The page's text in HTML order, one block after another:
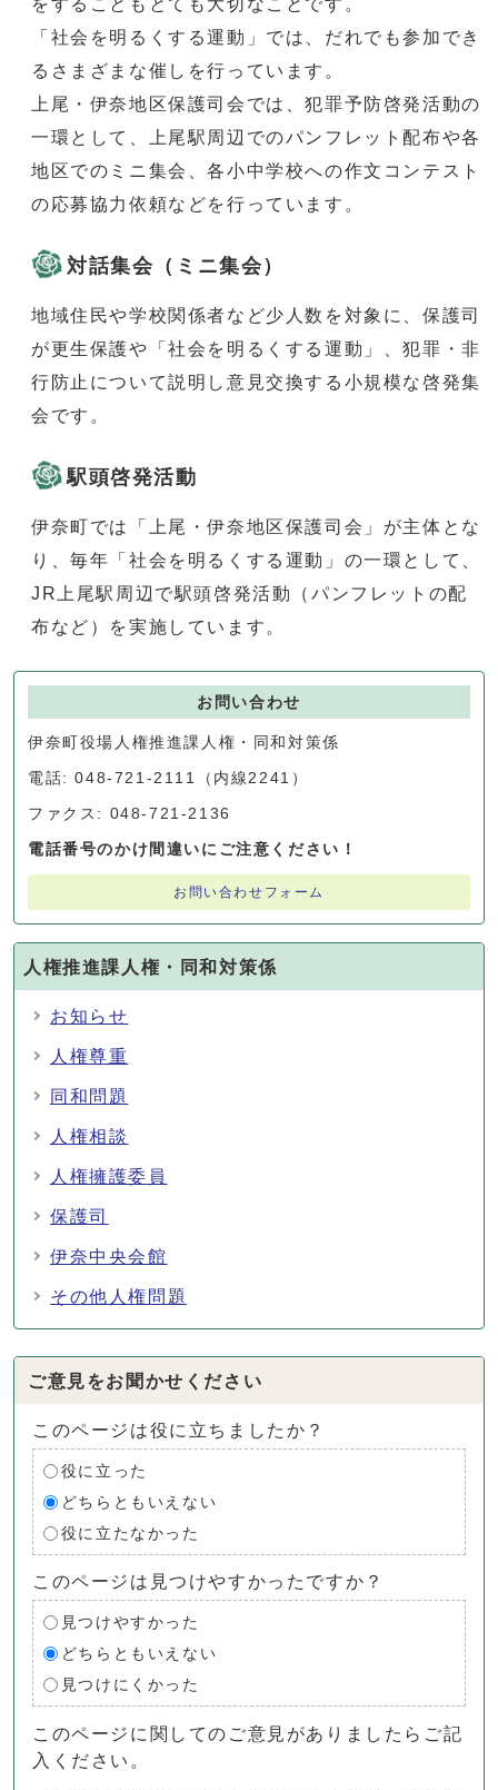
をすることもとても大切なことです。
「社会を明るくする運動」では、だれでも参加でき
るさまざまな催しを行っています。
上尾・伊奈地区保護司会では、犯罪予防啓発活動の
一環として、上尾駅周辺でのパンフレット配布や各
地区でのミニ集会、各小中学校への作文コンテスト
の応募協力依頼などを行っています。
対話集会（ミニ集会）
地域住民や学校関係者など少人数を対象に、保護司
が更生保護や「社会を明るくする運動」、犯罪・非
行防止について説明し意見交換する小規模な啓発集
会です。
駅頭啓発活動
伊奈町では「上尾・伊奈地区保護司会」が主体とな
り、毎年「社会を明るくする運動」の一環として、
JR上尾駅周辺で駅頭啓発活動（パンフレットの配
布など）を実施しています。
お問い合わせ
伊奈町役場人権推進課人権・同和対策係
電話: 048-721-2111（内線2241）
ファクス: 048-721-2136
電話番号のかけ間違いにご注意ください！
お問い合わせフォーム
人権推進課人権・同和対策係
お知らせ
人権尊重
同和問題
人権相談
人権擁護委員
保護司
伊奈中央会館
その他人権問題
ご意見をお聞かせください
このページは役に立ちましたか？
役に立った
どちらともいえない
役に立たなかった
このページは見つけやすかったですか？
見つけやすかった
どちらともいえない
見つけにくかった
このページに関してのご意見がありましたらご記
入ください。